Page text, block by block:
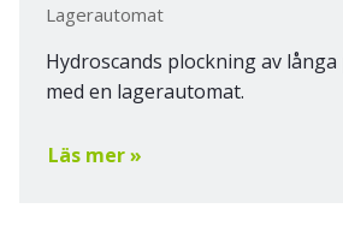
Lagerautomat
Hydroscands plockning av
med en lagerautomat.
Läs mer »